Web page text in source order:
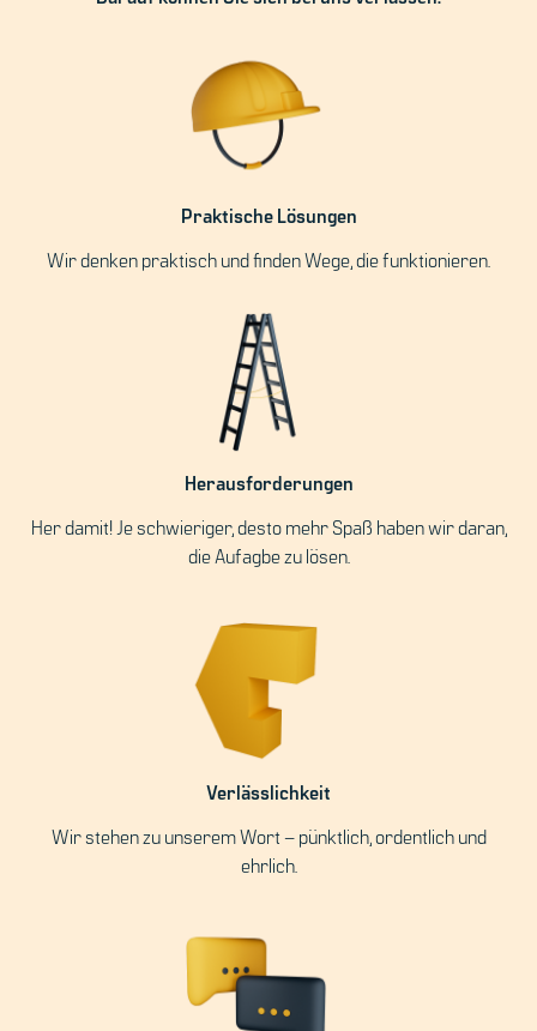
Praktische Lösungen
Wir denken praktisch und finden Wege, die funktionieren.
Herausforderungen
Her damit! Je schwieriger, desto mehr Spaß haben wir daran,
die Aufagbe zu lösen.
Verlässlichkeit
Wir stehen zu unserem Wort – pünktlich, ordentlich und
ehrlich.